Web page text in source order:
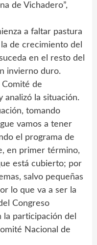
de Vichadero”,
a faltar pastura
de crecimiento del
en el resto del
invierno duro.
de
analizó la situación.
tomando
vamos a tener
el programa de
en primer término,
está cubierto; por
salvo pequeñas
lo que va a ser la
Congreso
participación del
Nacional de